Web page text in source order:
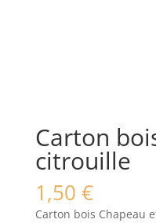
Carton
citrouille
1,50 €
Carton bois Chapeau